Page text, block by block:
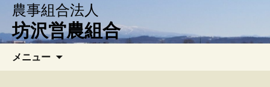
農事組合法人
坊沢営農組合
メニュー